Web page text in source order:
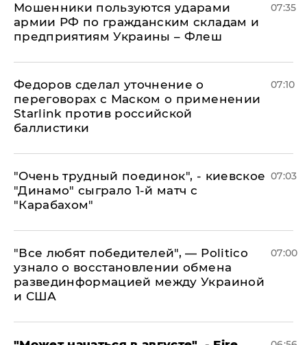
Мошенники пользуются ударами
армии РФ по гражданским складам и
предприятиям Украины – Флеш
07:35
Федоров сделал уточнение о
переговорах с Маском о применении
Starlink против российской
баллистики
07:10
"Очень трудный поединок", - киевское
"Динамо" сыграло 1-й матч с
"Карабахом"
07:03
​"Все любят победителей", — Politico
узнало о восстановлении обмена
развединформацией между Украиной
и США
07:00